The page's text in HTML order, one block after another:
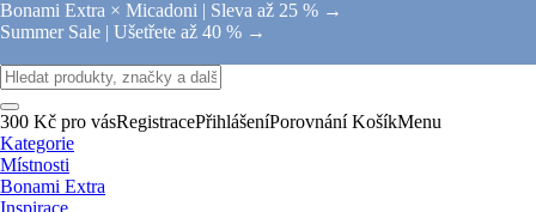
Bonami Extra × Micadoni | Sleva až 25 % →
Summer Sale | Ušetřete až 40 % →
300 Kč pro vásRegistracePřihlášeníPorovnání KošíkMenu
Kategorie
Místnosti
Bonami Extra
Inspirace